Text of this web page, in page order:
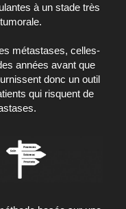
à un stade très
métastases, celles-
années avant que
donc un outil
qui risquent de